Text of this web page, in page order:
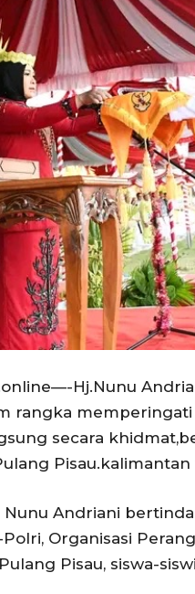
Hj.Nunu
rangka
secara
Pisau.kalimantan
Nunu Andriani
Organisasi
Pisau, siswa-